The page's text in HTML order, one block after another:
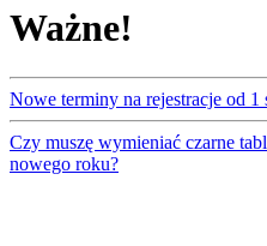
Ważne!
Nowe terminy na rejestracje od 1
Czy muszę wymieniać czarne
nowego roku?